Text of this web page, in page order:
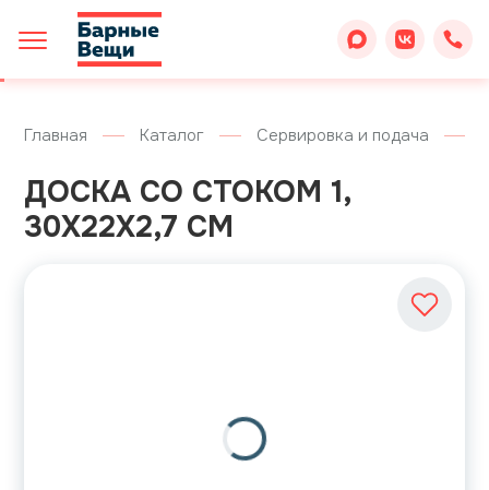
Главная Каталог Сервировка и подача
ДОСКА СО СТОКОМ 1,
30X22X2,7 СМ